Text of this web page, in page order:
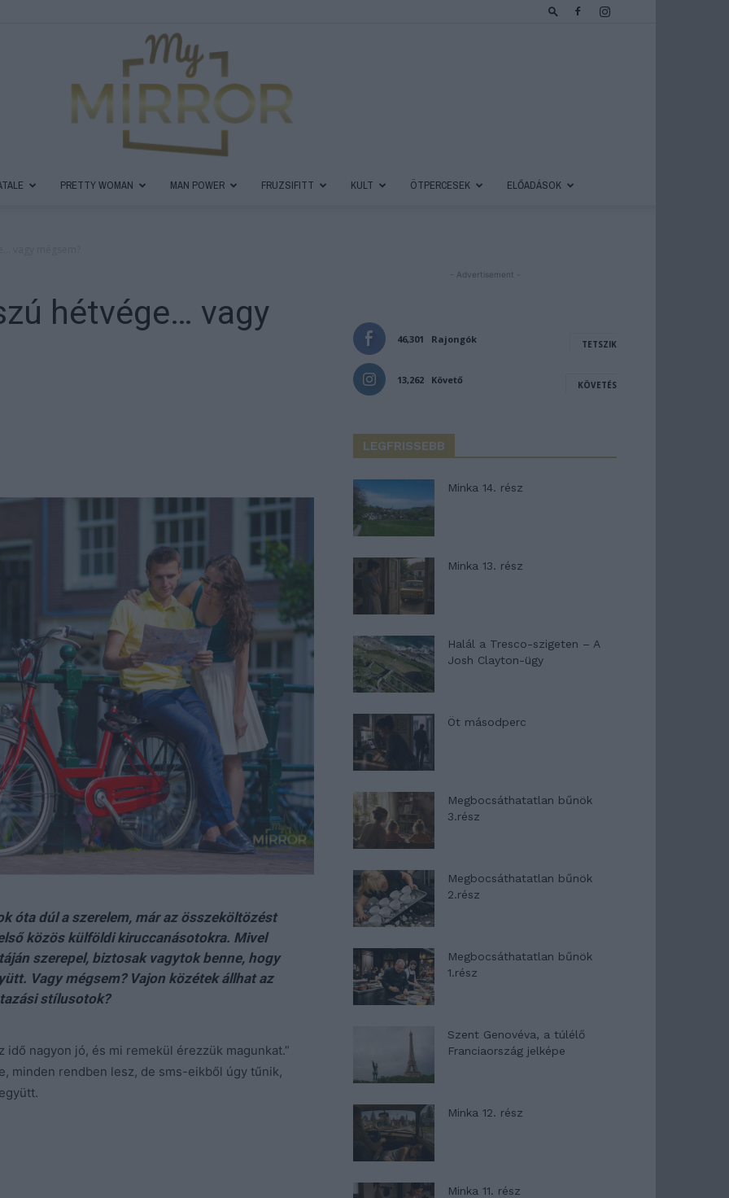
Magazin
PRETTY WOMAN MAN POWER FRUZSIFITT KULT ÖTPERCESEK ELŐADÁSOK
hétvége… vagy
óta dúl a szerelem, már az összeköltözést
közös külföldi kiruccanásotokra. Mivel
szerepel, biztosak vagytok benne, hogy
Vagy mégsem? Vajon közétek állhat az
stílusotok?
nagyon jó, és mi remekül érezzük magunkat.”
minden rendben lesz, de sms-eikből úgy tűnik,
- Advertisement -
46,301 Rajongók TETSZIK
13,262 Követő KÖVETÉS
LEGFRISSEBB
Minka 14. rész
Minka 13. rész
Halál a Tresco-szigeten – A
Josh Clayton-ügy
Öt másodperc
Megbocsáthatatlan bűnök
3.rész
Megbocsáthatatlan bűnök
2.rész
Megbocsáthatatlan bűnök
1.rész
Szent Genovéva, a túlélő
Franciaország jelképe
Minka 12. rész
Minka 11. rész